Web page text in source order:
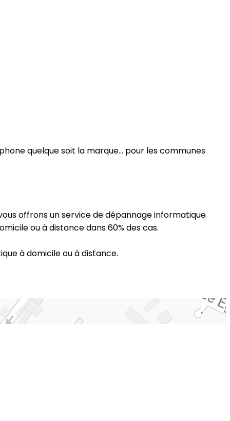
quelque soit la marque… pour les communes
offrons un service de dépannage informatique
ou à distance dans 60% des cas.
à domicile ou à distance.